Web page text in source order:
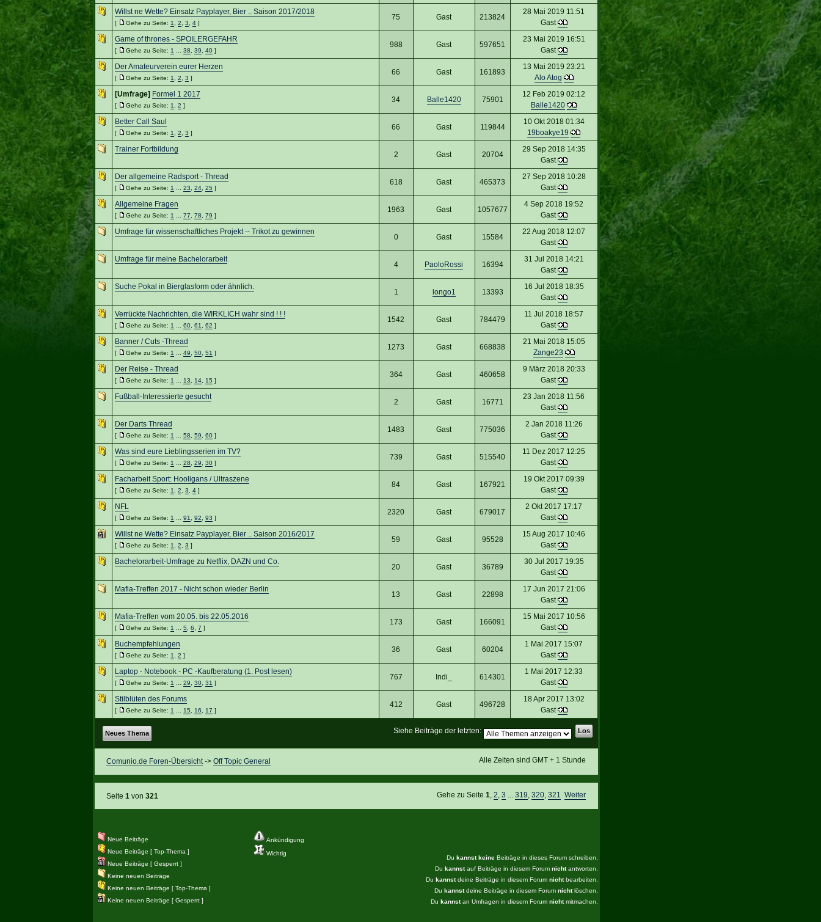
Willst ne Wette? Einsatz Payplayer, Bier .. Saison 2017/2018
[ Gehe zu Seite: 1 2 3 4]
75 Gast 213824
28 Mai 2019 11:51
Gast
Game of thrones - SPOILERGEFAHR
[ Gehe zu Seite: 1 38 39 40]
988 Gast 597651
23 Mai 2019 16:51
Gast
Der Amateurverein eurer Herzen
[ Gehe zu Seite: 1 2 3 ]
66 Gast 161893
13 Mai 2019 23:21
Alo Atog
[Umfrage] Formel 1 2017
[ Gehe zu Seite: 1 2 ]
34 Balle1420 75901
12 Feb 2019 02:12
Balle1420
Better Call Saul
[ Gehe zu Seite: 1 2 3 ]
66 Gast 119844
10 Okt 2018 01:34
19boakye19
Trainer Fortbildung
2 Gast 20704
29 Sep 2018 14:35
Gast
Der allgemeine Radsport - Thread
[ Gehe zu Seite: 1 23 24, 25 ]
618 Gast 465373
27 Sep 2018 10:28
Gast
Allgemeine Fragen
[ Gehe zu Seite: 1 77 78 79 ]
1963 Gast 1057677
4 Sep 2018 19:52
Gast
Umfrage für wissenschaftliches Projekt -- Trikot zu gewinnen
0 Gast 15584
22 Aug 2018 12:07
Gast
Umfrage für meine Bachelorarbeit
4 PaoloRossi 16394
31 Jul 2018 14:21
Gast
Suche Pokal in Bierglasform oder ähnlich.
1 longo1 13393
16 Jul 2018 18:35
Gast
Verrückte Nachrichten, die WIRKLICH wahr sind ! ! !
[ Gehe zu Seite: 1 60, 61 62 ]
1542 Gast 784479
11 Jul 2018 18:57
Gast
Banner / Cuts -Thread
[ Gehe zu Seite: 1 49 50, 51 ]
1273 Gast 668838
21 Mai 2018 15:05
Zange23
Der Reise - Thread
[ Gehe zu Seite: 1 13 14, 15 ]
364 Gast 460658
9 März 2018 20:33
Gast
Fußball-Interessierte gesucht
2 Gast 16771
23 Jan 2018 11:56
Gast
Der Darts Thread
[ Gehe zu Seite: 1 58 59 60]
1483 Gast 775036
2 Jan 2018 11:26
Gast
Was sind eure Lieblingsserien im TV?
[ Gehe zu Seite: 1 28 29 30]
739 Gast 515540
11 Dez 2017 12:25
Gast
Facharbeit Sport: Hooligans / Ultraszene
[ Gehe zu Seite: 1 2 3 4]
84 Gast 167921
19 Okt 2017 09:39
Gast
NFL
[ Gehe zu Seite: 1 91 92 93 ]
2320 Gast 679017
2 Okt 2017 17:17
Gast
Willst ne Wette? Einsatz Payplayer, Bier .. Saison 2016/2017
[ Gehe zu Seite: 1 2 3 ]
59 Gast 95528
15 Aug 2017 10:46
Gast
Bachelorarbeit-Umfrage zu Netflix, DAZN und Co.
20 Gast 36789
30 Jul 2017 19:35
Gast
Mafia-Treffen 2017 - Nicht schon wieder Berlin
13 Gast 22898
17 Jun 2017 21:06
Gast
Mafia-Treffen vom 20.05. bis 22.05.2016
[ Gehe zu Seite: 1 5 6 7 ]
173 Gast 166091
15 Mai 2017 10:56
Gast
Buchempfehlungen
[ Gehe zu Seite: 1 2 ]
36 Gast 60204
1 Mai 2017 15:07
Gast
Laptop - Notebook - PC -Kaufberatung (1. Post lesen)
[ Gehe zu Seite: 1 29 30, 31 ]
767 Indi_ 614301
1 Mai 2017 12:33
Gast
Stilblüten des Forums
[ Gehe zu Seite: 1 15 16 17 ]
412 Gast 496728
18 Apr 2017 13:02
Gast
Siehe Beiträge der letzten:
Neues Thema
Alle Zeiten sind GMT + 1 Stunde
Comunio.de Foren-Übersicht-> Off Topic General
Gehe zu Seite1 ,2 ,3 ...319 ,320 ,321 Weiter
Seite 1 von 321
Ankündigung
Wichtig
Neue Beiträge
Neue Beiträge [ Top-Thema ]
Neue Beiträge [ Gesperrt ]
Keine neuen Beiträge
Keine neuen Beiträge [ Top-Thema ]
Keine neuen Beiträge [ Gesperrt ]
Du kannst keineBeiträge in dieses Forum schreiben.
Du kannstauf Beiträge in diesem Forum nichtantworten.
Du kannstdeine Beiträge in diesem Forum nichtbearbeiten.
Du kannstdeine Beiträge in diesem Forum nichtlöschen.
Du kannstan Umfragen in diesem Forum nichtmitmachen.